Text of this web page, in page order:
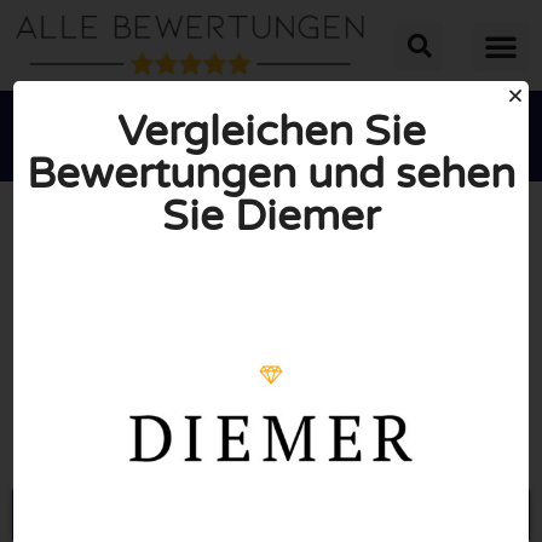

INSGESAMT: 10/10
(0 Bewertungen)
Vergleichen Sie
Bewertungen und sehen
Sie Diemer